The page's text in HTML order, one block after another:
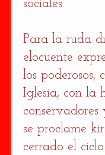
sociales.
Para la ruda
elocuente
los poderosos,
Iglesia, con la
se proclame
cerrado el